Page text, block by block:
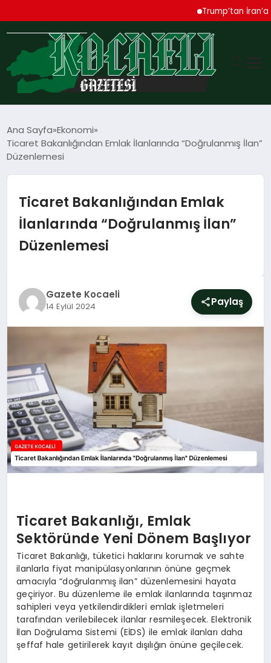
Trump’tan İran’a Sert
TEKNOLOJI
SPOR
MAGAZIN
YAŞAM
SAĞLIK
EĞITIM
Ana Sayfa Ekonomi
Ticaret Bakanlığından Emlak İlanlarında “Doğrulanmış İlan”
Düzenlemesi
Ticaret Bakanlığından Emlak
İlanlarında “Doğrulanmış İlan”
Düzenlemesi
Gazete Kocaeli
14 Eylül 2024 Paylaş
Ticaret Bakanlığı, Emlak
Sektöründe Yeni Dönem Başlıyor
Ticaret Bakanlığı, tüketici haklarını korumak ve sahte
ilanlarla fiyat manipülasyonlarının önüne geçmek
amacıyla “doğrulanmış ilan” düzenlemesini hayata
geçiriyor. Bu düzenleme ile emlak ilanlarında taşınmaz
sahipleri veya yetkilendirdikleri emlak işletmeleri
tarafından verilebilecek ilanlar resmileşecek. Elektronik
İlan Doğrulama Sistemi (EİDS) ile emlak ilanları daha
şeffaf hale getirilerek kayıt dışılığın önüne geçilecek.